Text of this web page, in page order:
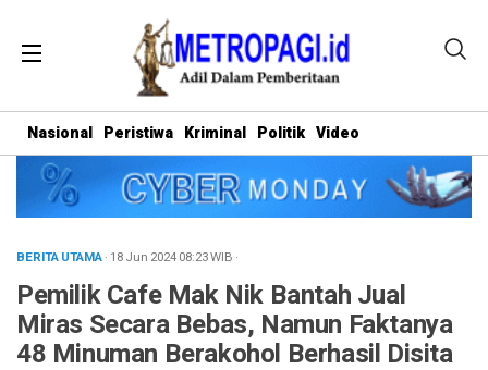
Nasional Peristiwa Kriminal Politik Video
BERITA UTAMA· 18 Jun 202408:23WIB ·
Pemilik Cafe Mak Nik Bantah Jual
Miras Secara Bebas, Namun Faktanya
48 Minuman Berakohol Berhasil Disita